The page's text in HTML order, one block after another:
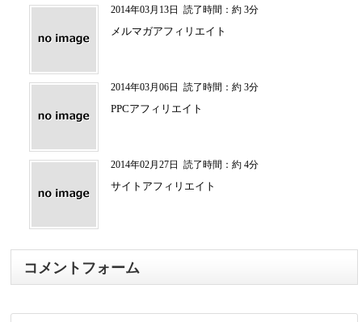
2014年03月13日 読了時間：約 3分
メルマガアフィリエイト
2014年03月06日 読了時間：約 3分
PPCアフィリエイト
2014年02月27日 読了時間：約 4分
サイトアフィリエイト
コメントフォーム